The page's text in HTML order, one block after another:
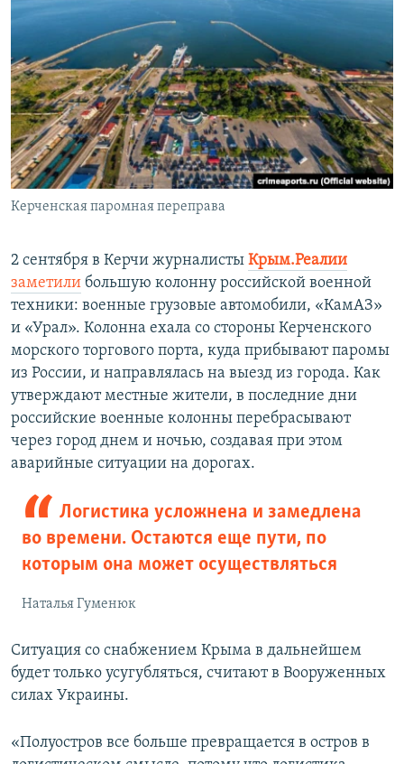
Керченская паромная переправа
2 сентября в Керчи журналисты Крым.Реалии
заметили большую колонну российской военной
техники: военные грузовые автомобили, «КамАЗ»
и «Урал». Колонна ехала со стороны Керченского
морского торгового порта, куда прибывают паромы
из России, и направлялась на выезд из города. Как
утверждают местные жители, в последние дни
российские военные колонны перебрасывают
через город днем и ночью, создавая при этом
аварийные ситуации на дорогах.
Логистика усложнена и замедлена
во времени. Остаются еще пути, по
которым она может осуществляться
Наталья Гуменюк
Ситуация со снабжением Крыма в дальнейшем
будет только усугубляться, считают в Вооруженных
силах Украины.
«Полуостров все больше превращается в остров в